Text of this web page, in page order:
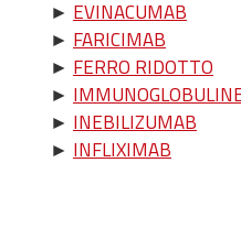
► EVINACUMAB
► FARICIMAB
► FERRO RIDOTTO
►
► INEBILIZUMAB
► INFLIXIMAB